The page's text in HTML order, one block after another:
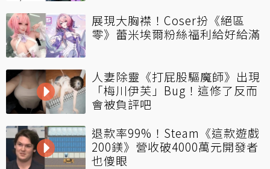
展現大胸襟！Coser扮《絕區
零》蕾米埃爾粉絲福利給好給滿
人妻除靈《打屁股驅魔師》出現
「梅川伊芙」Bug！這修了反而
會被負評吧
退款率99%！Steam《這款遊戲
200鎂》營收破4000萬元開發者
也傻眼